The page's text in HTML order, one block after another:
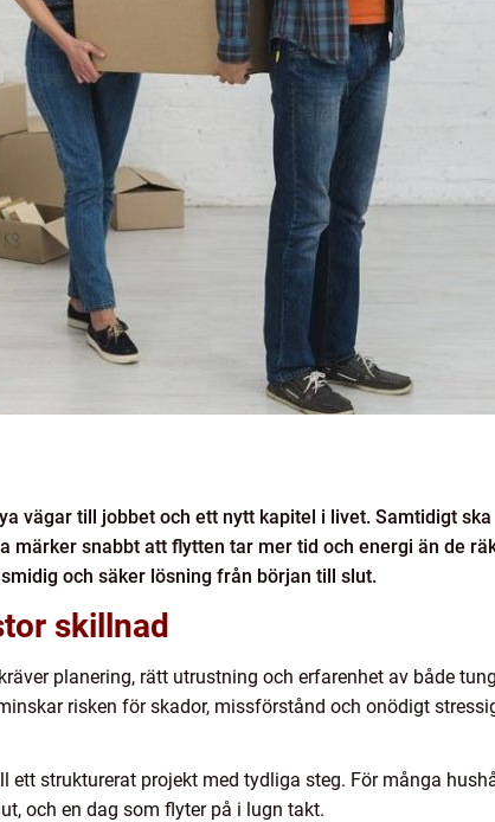
vägar till jobbet och ett nytt kapitel i livet. Samtidigt ska
märker snabbt att flytten tar mer tid och energi än de
och säker lösning från början till slut.
skillnad
planering, rätt utrustning och erfarenhet av både
risken för skador, missförstånd och onödigt
strukturerat projekt med tydliga steg. För många
och en dag som flyter på i lugn takt.